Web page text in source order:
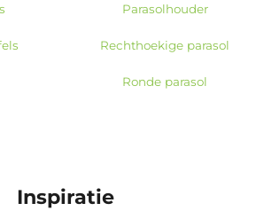
Parasolhouder
Rechthoekige parasol
Ronde parasol
Inspiratie